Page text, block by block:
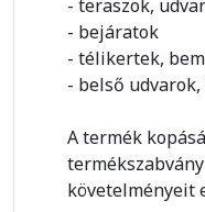
- teraszok,
- bejáratok
- télikertek,
- belső
A termék
követelményeit